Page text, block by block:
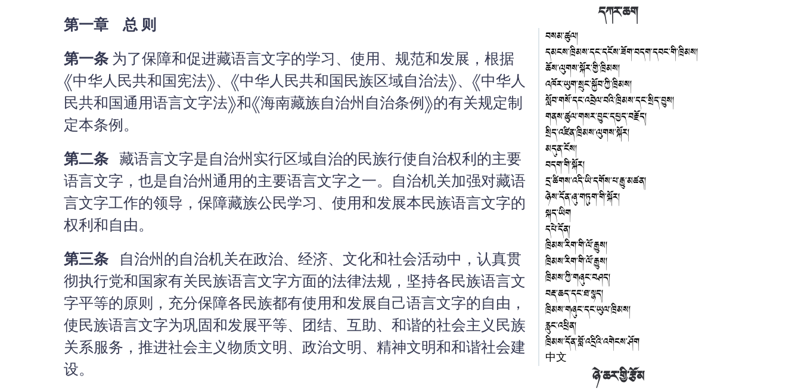
第一章 总 则
第一条为了保障和促进藏语言文字的学习、使用、规范和发展，根据
《中华人民共和国宪法》、《中华人民共和国民族区域自治法》、《中华人
民共和国通用语言文字法》和《海南藏族自治州自治条例》的有关规定制
定本条例。
第二条 藏语言文字是自治州实行区域自治的民族行使自治权利的主要
语言文字，也是自治州通用的主要语言文字之一。自治机关加强对藏语
言文字工作的领导，保障藏族公民学习、使用和发展本民族语言文字的
权利和自由。
第三条 自治州的自治机关在政治、经济、文化和社会活动中，认真贯
彻执行党和国家有关民族语言文字方面的法律法规，坚持各民族语言文
字平等的原则，充分保障各民族都有使用和发展自己语言文字的自由，
使民族语言文字为巩固和发展平等、团结、互助、和谐的社会主义民族
关系服务，推进社会主义物质文明、政治文明、精神文明和和谐社会建
设。
དཀར་ཆག
བསམ་ཚུལ།
དམངས་ཁྲིམས་དང་དངོས་ཟོག་བདག་དབང་གི་ཁྲིམས།
ཆོས་ལུགས་སྐོར་གྱི་ཁྲིམས།
འཁོར་ཡུག་སྲུང་སྐྱོབ་ཀྱི་ཁྲིམས།
སློབ་གསོ་དང་འབྲེལ་བའི་ཁྲིམས་དང་སྲིད་བྱུས།
གནས་ཚུལ་གསར་བྱུང་དཔྱད་བརྗོད།
སྲིད་འཛིན་ཁྲིམས་ལུགས་སྐོར།
མདུན་ངོས།
བདག་གི་སྐོར།
དྲ་ཚིགས་འདི་ཡི་དགོས་པ་རྒྱུ་མཚན།
ཉེས་དོན་ཞུ་གཏུག་གི་སྐོར།
སྐད་ཡིག
དཔེ་དོན།
ཁྲིམས་རིག་གི་ལོ་རྒྱུས།
ཁྲིམས་རིག་གི་ལོ་རྒྱུས།
ཁྲིམས་ཀྱི་གཞུང་བཤད།
བརྡ་ཆད་དང་ཐ་སྙད།
ཁྲིམས་གཞུང་དང་ཡུལ་ཁྲིམས།
རླུང་འཕྲིན།
ཁྲིམས་དོན་བློ་འདྲིའི་འགེངས་ཤོག
中文
ཉེ་ཆར་གྱི་རྩོམ